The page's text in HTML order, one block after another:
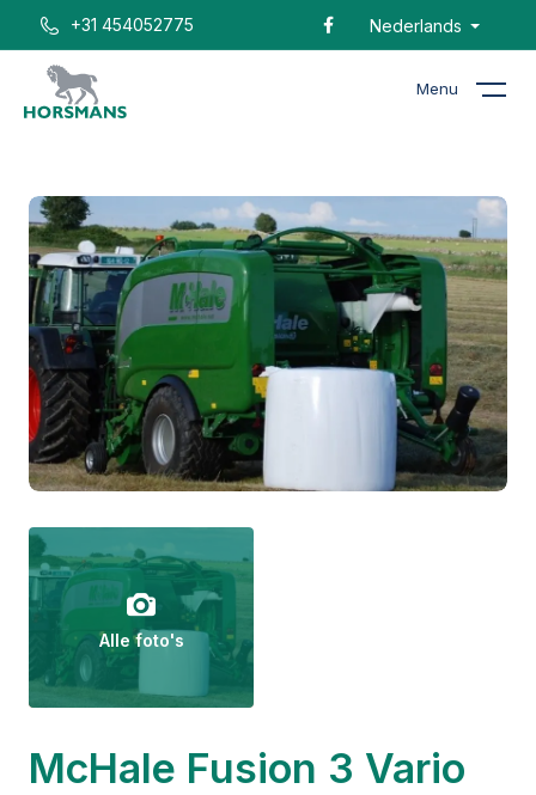
+31 454052775 Nederlands
Menu
Home Catalogus
Alle foto's
McHale Fusion 3 Vario